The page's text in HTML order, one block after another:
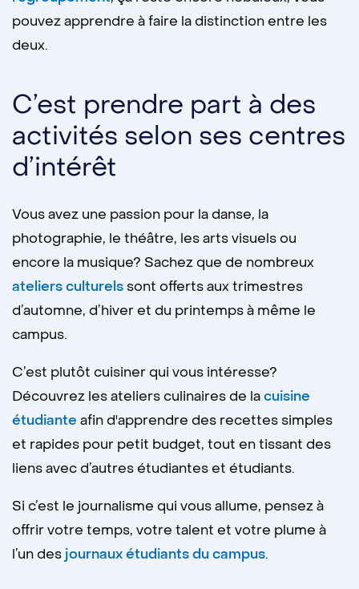
pouvez apprendre à faire la distinction entre les
deux.
C’est prendre part à des
activités selon ses centres
d’intérêt
Vous avez une passion pour la danse, la
photographie, le théâtre, les arts visuels ou
encore la musique? Sachez que de nombreux
ateliers culturels sont offerts aux trimestres
d’automne, d’hiver et du printemps à même le
campus.
C’est plutôt cuisiner qui vous intéresse?
Découvrez les ateliers culinaires de lacuisine
étudiante afin d'apprendre des recettes simples
et rapides pour petit budget, tout en tissant des
liens avec d’autres étudiantes et étudiants.
Si c’est le journalisme qui vous allume, pensez à
offrir votre temps, votre talent et votre plume à
l’un des journaux étudiants du campus.